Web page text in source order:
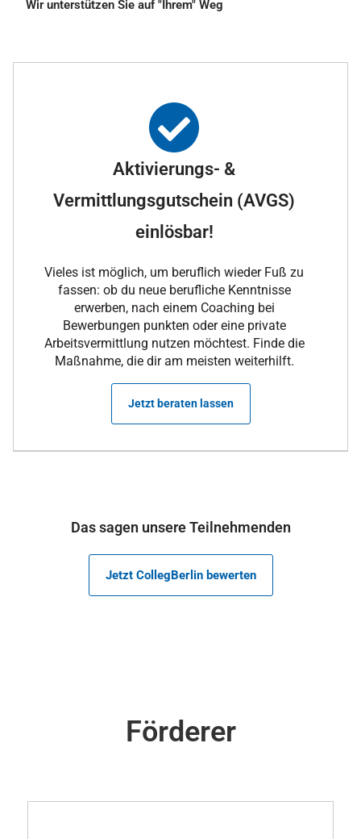
Wir unterstützen Sie auf "Ihrem" Weg
Aktivierungs- &
Vermittlungsgutschein (AVGS)
einlösbar!
Vieles ist möglich, um beruflich wieder Fuß zu
fassen: ob du neue berufliche Kenntnisse
erwerben, nach einem Coaching bei
Bewerbungen punkten oder eine private
Arbeitsvermittlung nutzen möchtest. Finde die
Maßnahme, die dir am meisten weiterhilft.
Jetzt beraten lassen
Das sagen unsere Teilnehmenden
Jetzt CollegBerlin bewerten
Förderer